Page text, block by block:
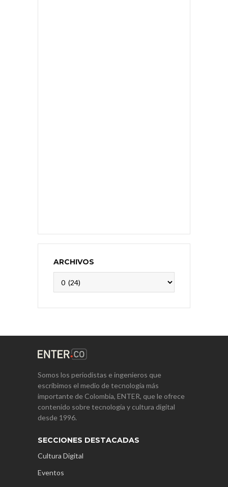
ARCHIVOS
Somos los periodistas e ingenieros que
escribimos el medio de tecnología más
importante de Colombia, ENTER, que le ofrece
contenido sobre tecnología y cultura digital
desde 1996.
SECCIONES DESTACADAS
Cultura Digital
Eventos